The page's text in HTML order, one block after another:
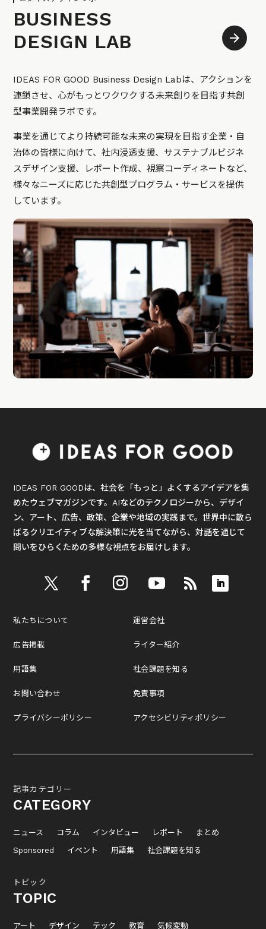
BUSINESS
DESIGN LAB
IDEAS FOR GOOD Business Design Labは、アクションを
連鎖させ、心がもっとワクワクする未来創りを目指す共創
型事業開発ラボです。
事業を通じてより持続可能な未来の実現を目指す企業・自
治体の皆様に向けて、社内浸透支援、サステナブルビジネ
スデザイン支援、レポート作成、視察コーディネートなど、
様々なニーズに応じた共創型プログラム・サービスを提供
しています。
IDEAS FOR GOODは、社会を「もっと」よくするアイデアを集
めたウェブマガジンです。AIなどのテクノロジーから、デザイ
ン、アート、広告、政策、企業や地域の実践まで。世界中に散ら
ばるクリエイティブな解決策に光を当てながら、対話を通じて
問いをひらくための多様な視点をお届けします。
私たちについて
広告掲載
用語集
お問い合わせ
プライバシーポリシー
運営会社
ライター紹介
社会課題を知る
免責事項
アクセシビリティポリシー
記事カテゴリー
CATEGORY
ニュース コラム インタビュー レポート
まとめ
Sponsored
イベント 用語集 社会課題を知る
トピック
TOPIC
アート デザイン テック 教育 気候変動